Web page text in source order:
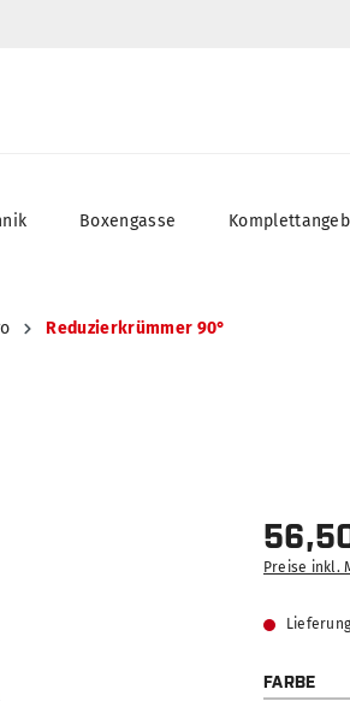
Boxengasse
Reduzierkrümmer 90°
Preise inkl.
FARBE